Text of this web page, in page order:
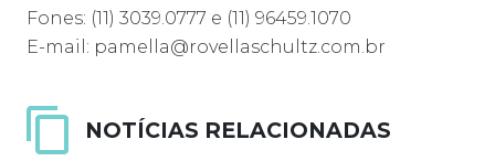
Fones: (11) 3039.0777 e (11) 96459.1070
E-mail: pamella@rovellaschultz.com.br
NOTÍCIAS RELACIONADAS